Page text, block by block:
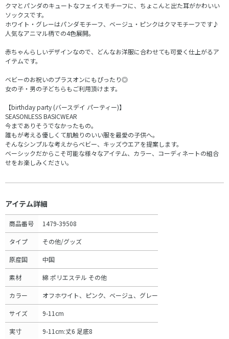
クマとパンダのキュートなフェイスモチーフに、ちょこんと出た耳がかわいい
ソックスです。
ホワイト・グレーはパンダモチーフ、ベージュ・ピンクはクマモチーフです♪
人気なアニマル柄での4色展開。
赤ちゃんらしいデザインなので、どんなお洋服に合わせても可愛く仕上がるア
イテムです。
ベビーのお祝いのプラスオンにもぴったり◎
女の子・男の子どちらもご利用頂けます。
【birthday party (バースデイ パーティー)】
SEASONLESS BASICWEAR
今までありそうでなかったもの。
誰もが考える優しくて肌触りのいい服を最愛の子供へ。
そんなシンプルな考えからベビー、キッズウエアを提案します。
ベーシックだからこそ可能な様々なアイテム、カラー、コーディネートの組合
せをお楽しみください。
アイテム詳細
商品番号 1479-39508
タイプ その他/グッズ
原産国 中国
素材 綿 ポリエステル その他
カラー オフホワイト、ピンク、ベージュ、グレー
サイズ 9-11cm
実寸 9-11cm:丈6 足底8